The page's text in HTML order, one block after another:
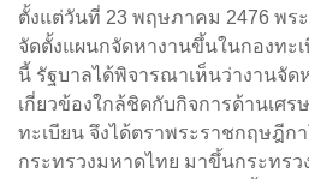
ตั้งแต่วันที่ 23 พฤษภาคม 2476 พร
จัดตั้งแผนกจัดหางานขึ้นในกองทะ
นี้ รัฐบาลได้พิจารณาเห็นว่างานจั
เกี่ยวข้องใกล้ชิดกับกิจการด้านเศร
ทะเบียน จึงได้ตราพระราชกฤษฎีก
กระทรวงมหาดไทย มาขึ้นกระทรว